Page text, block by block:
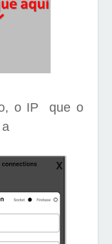
o IP
que o